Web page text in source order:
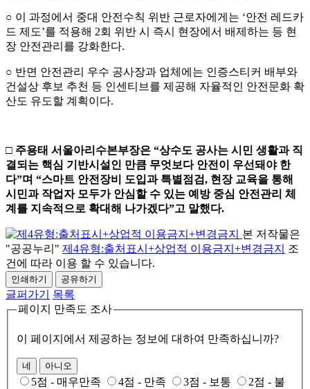
○ 이 과정에서 중대 안전수칙 위반 근로자에게는 ‘안전 레드카
드 제도’를 적용해 2회 위반 시 즉시 현장에서 배제하는 등 현
장 안전관리를 강화한다.
○ 반면 안전관리 우수 공사장과 업체에는 인증스티커 배부와
건설상 후보 추천 등 인센티브를 제공해 자율적인 안전문화 확
산도 유도할 계획이다.
□ 주용태 서울아리수본부장은 “상수도 공사는 시민 생활과 직
결되는 핵심 기반시설인 만큼 무엇보다 안전이 우선돼야 한
다”며 “스마트 안전장비 도입과 특별점검, 현장 교육을 통해
시민과 작업자 모두가 안심할 수 있는 예방 중심 안전관리 체
계를 지속적으로 확대해 나가겠다”고 말했다.
본 저작물은
"공공누리" 제4유형:출처표시+상업적 이용금지+변경금지
조
건에 따라 이용 할 수 있습니다.
인쇄하기 공유하기
글퍼가기
목록
페이지 만족도 조사
이 페이지에서 제공하는 정보에 대하여 만족하십니까?
네 아니오
5점 - 매우만족 4점 - 만족 3점 - 보통
2점 - 불